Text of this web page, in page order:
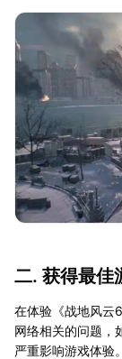
二. 获得最佳
在体验《战地风云
网络相关的问题，
严重影响游戏体验。